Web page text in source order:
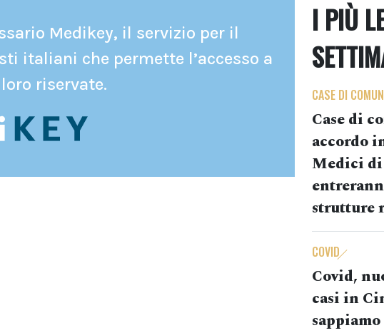
Medikey, il servizio per il
italiani che permette l’accesso a
riservate.
I PIÙ
CASE DI
Case di
accordo
Medici
strutture
COVID
Covid,
casi in
sappiamo